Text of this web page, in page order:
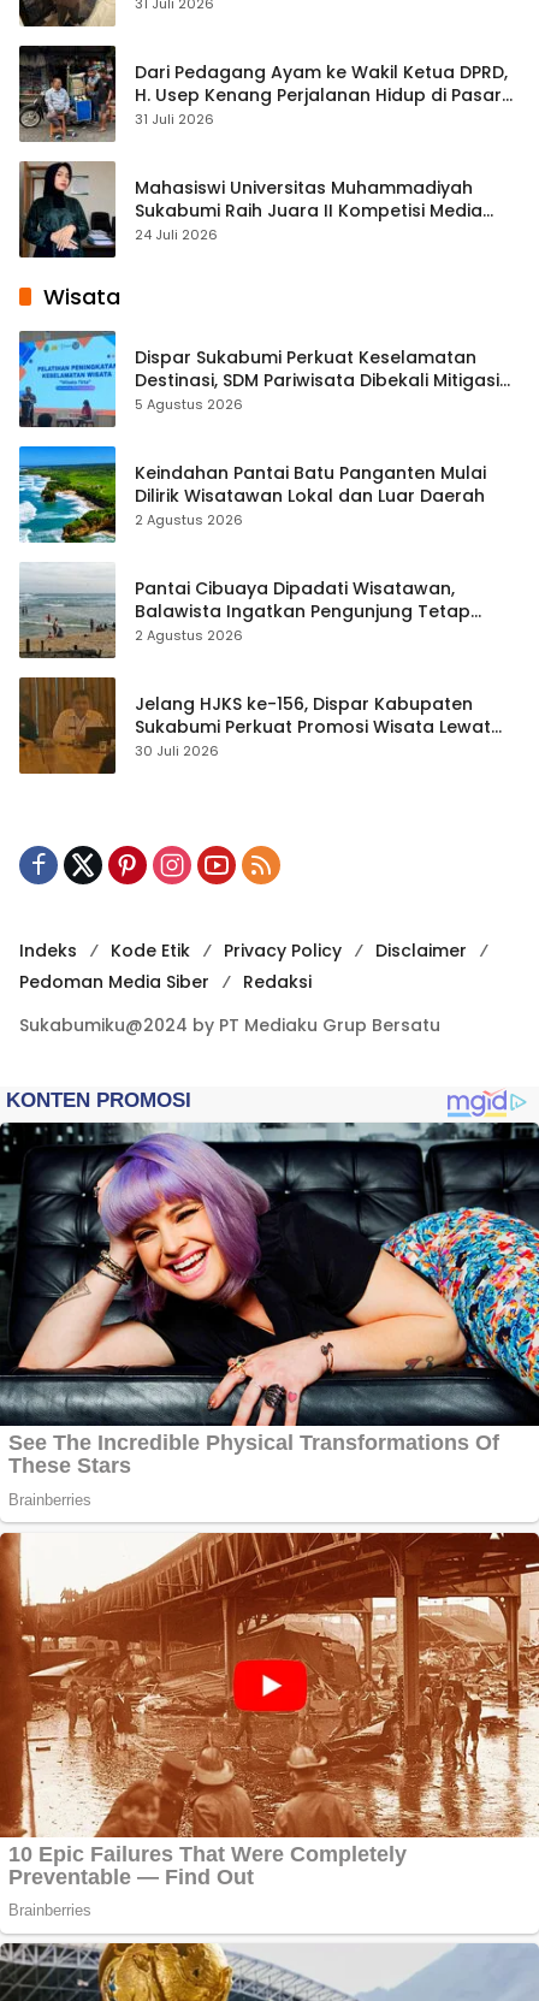
Dari Pedagang Ayam ke Wakil Ketua DPRD,
H. Usep Kenang Perjalanan Hidup di Pasar
Cisaat
31 Juli 2026
Mahasiswi Universitas Muhammadiyah
Sukabumi Raih Juara II Kompetisi Media
Pembelajaran Digital Tingkat Internasional
24 Juli 2026
Wisata
Dispar Sukabumi Perkuat Keselamatan
Destinasi, SDM Pariwisata Dibekali Mitigasi
hingga Teknik Evakuasi
5 Agustus 2026
Keindahan Pantai Batu Panganten Mulai
Dilirik Wisatawan Lokal dan Luar Daerah
2 Agustus 2026
Pantai Cibuaya Dipadati Wisatawan,
Balawista Ingatkan Pengunjung Tetap
Waspada
2 Agustus 2026
Jelang HJKS ke-156, Dispar Kabupaten
Sukabumi Perkuat Promosi Wisata Lewat
Publikasi Digital
30 Juli 2026
Indeks Kode Etik Privacy Policy
Disclaimer
Pedoman Media Siber
Redaksi
Sukabumiku@2024 by PT Mediaku Grup Bersatu